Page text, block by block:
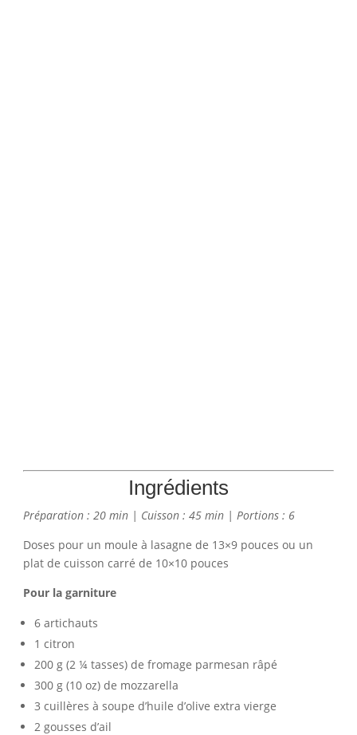
Ingrédients
Préparation : 20 min | Cuisson : 45 min | Portions : 6
Doses pour un moule à lasagne de 13×9 pouces ou un
plat de cuisson carré de 10×10 pouces
Pour la garniture
6 artichauts
1 citron
200 g (2 ¼ tasses) de fromage parmesan râpé
300 g (10 oz) de mozzarella
3 cuillères à soupe d’huile d’olive extra vierge
2 gousses d’ail